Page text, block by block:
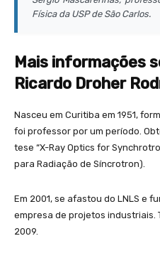
Física da USP de São Carlos.
Mais informações
Ricardo Droher
Nasceu em Curitiba em 1951,
foi professor por um período.
tese “X-Ray Optics for
para Radiação de Síncrotron).
Em 2001, se afastou do LNLS e
empresa de projetos industriais.
2009.